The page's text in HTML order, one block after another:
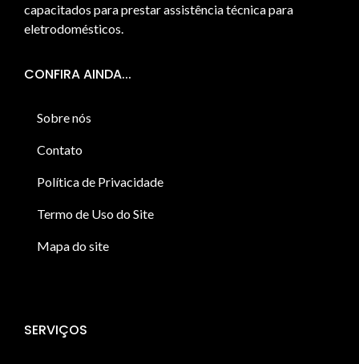
capacitados para prestar assistência técnica para
eletrodomésticos.
CONFIRA AINDA...
Sobre nós
Contato
Política de Privacidade
Termo de Uso do Site
Mapa do site
SERVIÇOS